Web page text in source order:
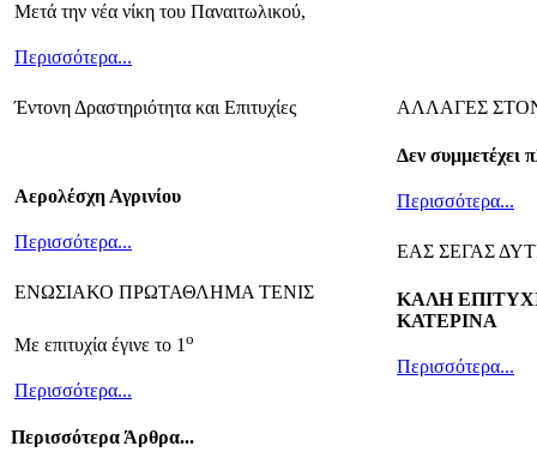
Μετά την νέα νίκη του Παναιτωλικού,
Περισσότερα...
Έντονη Δραστηριότητα και Επιτυχίες
Αερολέσχη Αγρινίου
Περισσότερα...
ΕΝΩΣΙΑΚΟ ΠΡΩΤΑΘΛΗΜΑ ΤΕΝΙΣ
Με επιτυχία έγινε το 1ο
Περισσότερα...
ΑΛΛΑΓΕΣ
Δεν συμμετέχει
Περισσότερα...
ΕΑΣ ΣΕΓΑΣ
ΚΑΛΗ
ΚΑΤΕΡΙΝΑ
Περισσότερα...
Περισσότερα Άρθρα...